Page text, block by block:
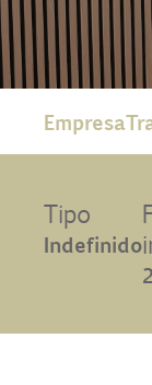
Futuro alumnado
Contacto
Empresa
Tipo
Indefinido